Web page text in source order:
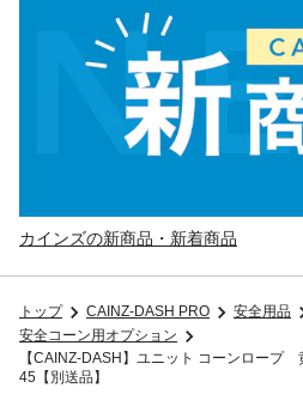
カインズの新商品・新着商品
トップ CAINZ-DASH PRO 安全用品
安全コーン用オプション
【CAINZ-DASH】ユニット コーンロー
45【別送品】